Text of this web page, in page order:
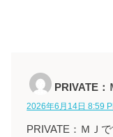
PRIVATE：
2026年6月14日 8:59
PRIVATE：ＭＪ